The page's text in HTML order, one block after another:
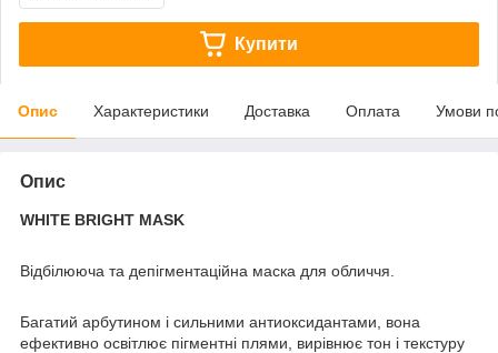
Купити
Опис Характеристики Доставка Оплата Умови
Опис
WHITE BRIGHT MASK
Відбілююча та депігментаційна маска для обличчя.
Багатий арбутином і сильними антиоксидантами, вона
ефективно освітлює пігментні плями, вирівнює тон і текстуру